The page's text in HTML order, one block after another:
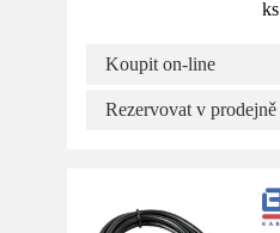
ks
Koupit on-line
Rezervovat v prodejně